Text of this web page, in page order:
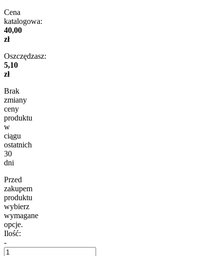
Cena
katalogowa:
40,00
zł
Oszczędzasz:
5,10
zł
Brak
zmiany
ceny
produktu
w
ciągu
ostatnich
30
dni
Przed
zakupem
produktu
wybierz
wymagane
opcje.
Ilość:
-